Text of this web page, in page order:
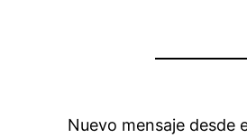
Nuevo mensaje desde